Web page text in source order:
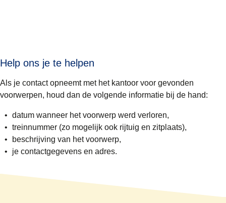
Help ons je te helpen
Als je contact opneemt met het kantoor voor gevonden
voorwerpen, houd dan de volgende informatie bij de hand:
datum wanneer het voorwerp werd verloren,
treinnummer (zo mogelijk ook rijtuig en zitplaats),
beschrijving van het voorwerp,
je contactgegevens en adres.